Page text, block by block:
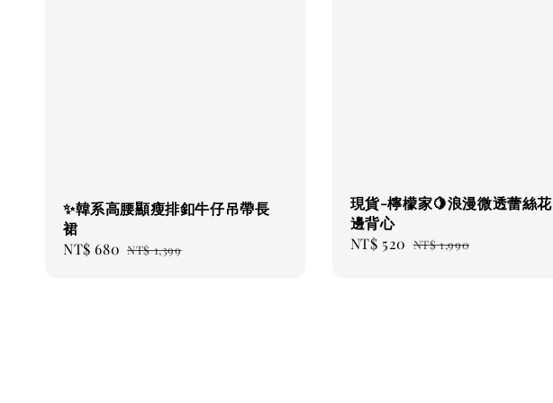
✨韓系高腰顯瘦排釦牛仔吊帶長
裙
Sale
NT$ 680 Regular
NT$ 1,399
現貨-檸檬家🍋浪漫微透蕾絲花
邊背心
Sale
NT$ 520 Regular
NT$ 1,990